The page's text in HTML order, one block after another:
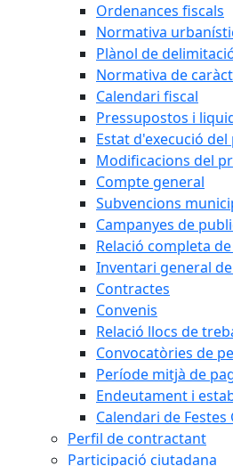
Ordenances fiscals
Normativa
Plànol de
Normativa de
Calendari fiscal
Pressupostos i
Estat d'execució
Modificacions del
Compte general
Subvencions
Campanyes de
Relació completa
Inventari general
Contractes
Convenis
Relació llocs de
Convocatòries de
Període mitjà de
Endeutament i
Calendari de Festes
Perfil de contractant
Participació ciutadana